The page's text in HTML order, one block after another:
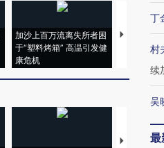
加沙上百万流离失所者困
于“塑料烤箱” 高温引发健
康危机
视线｜
术：是什
【推广】
丁
村
续
吴
最